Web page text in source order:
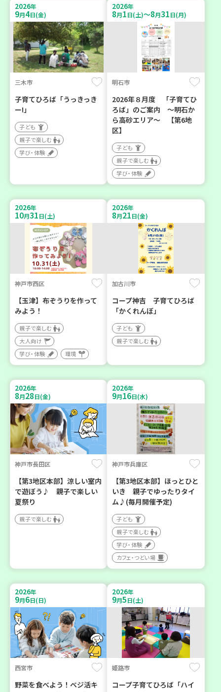
2026年
9月4日(金)
三木市
子育てひろば「うっきっき
ー!」
子ども
親子で楽しむ
学び・体験
2026年
8月1日(土)～8月31日(月)
明石市
2026年８月度 「子育てひ
ろば」のご案内 ～明石か
ら高砂エリア～ 【第6地
区】
子ども
親子で楽しむ
学び・体験
2026年
10月31日(土)
神戸市西区
【玉津】布ぞうりを作って
みよう！
親子で楽しむ
大人向け
学び・体験
環境
2026年
8月21日(金)
加古川市
コープ神吉 子育てひろば
「かくれんぼ」
子ども
親子で楽しむ
2026年
8月28日(金)
神戸市長田区
【第3地区本部】涼しい室内
で遊ぼう♪ 親子で楽しい
夏祭り
親子で楽しむ
2026年
9月16日(水)
神戸市兵庫区
【第3地区本部】ほっとひと
いき 親子でゆったりタイ
ム♪(毎月開催予定)
子ども
親子で楽しむ
学び・体験
カフェ・つどい場
2026年
9月6日(日)
西宮市
野菜を食べよう！ベジ活キ
2026年
9月5日(土)
姫路市
コープ子育てひろば「ハイ